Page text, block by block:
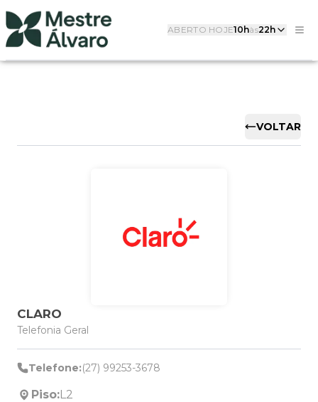
ABERTO HOJE10hàs22h
VOLTAR
CLARO
Telefonia Geral
Telefone:(27) 99253-3678
Piso:L2